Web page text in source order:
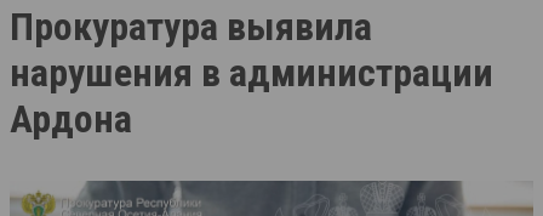
Прокуратура выявила
нарушения в администрации
Ардона